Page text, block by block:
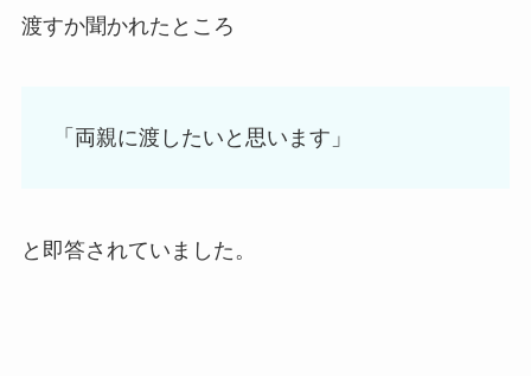
渡すか聞かれたところ
「両親に渡したいと思います」
と即答されていました。